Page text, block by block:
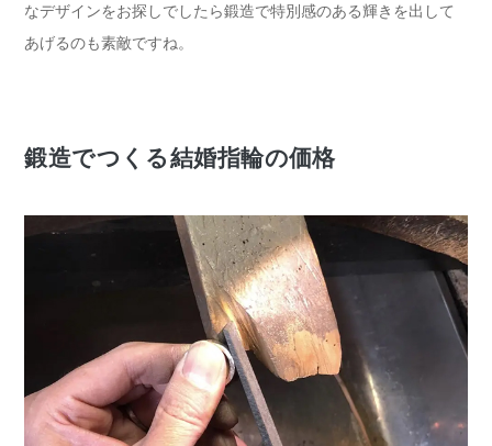
なデザインをお探しでしたら鍛造で特別感のある輝きを出して
あげるのも素敵ですね。
鍛造でつくる結婚指輪の価格